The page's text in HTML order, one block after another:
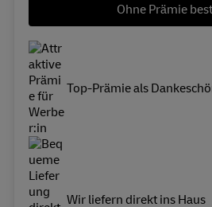
Ohne Prämie
Top-Prämie als
Wir liefern direkt ins Haus